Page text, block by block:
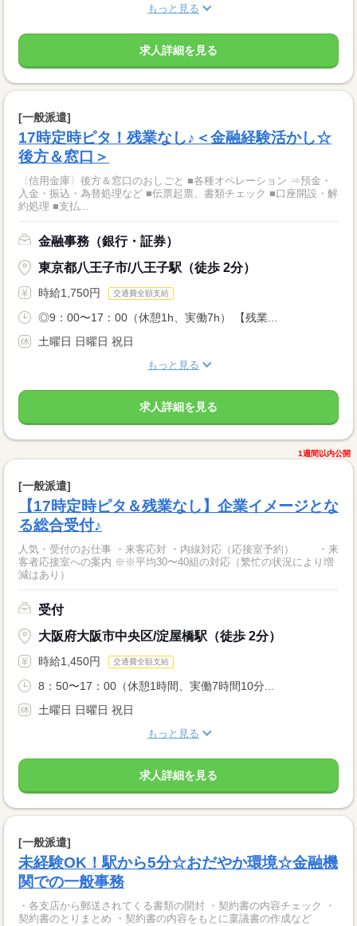
もっと見る
求人詳細を見る
[一般派遣]
17時定時ピタ！残業なし♪＜金融経験活かし☆
後方＆窓口＞
〈信用金庫〉後方＆窓口のおしごと ■各種オペレーション ⇒預金・
入金・振込・為替処理など ■伝票起票、書類チェック ■口座開設・解
約処理 ■支払...
金融事務（銀行・証券）
東京都八王子市/八王子駅（徒歩 2分）
時給1,750円 交通費全額支給
◎9：00〜17：00（休憩1h、実働7h） 【残業...
土曜日 日曜日 祝日
もっと見る
求人詳細を見る
1週間以内公開
[一般派遣]
【17時定時ピタ＆残業なし】企業イメージとな
る総合受付♪
人気・受付のお仕事 ・来客応対 ・内線対応（応接室予約） ・来
客者応接室への案内 ※※平均30〜40組の対応（繁忙の状況により増
減はあり）
受付
大阪府大阪市中央区/淀屋橋駅（徒歩 2分）
時給1,450円 交通費全額支給
8：50〜17：00（休憩1時間、実働7時間10分...
土曜日 日曜日 祝日
もっと見る
求人詳細を見る
[一般派遣]
未経験OK！駅から5分☆おだやか環境☆金融機
関での一般事務
・各支店から郵送されてくる書類の開封 ・契約書の内容チェック ・
契約書のとりまとめ ・契約書の内容をもとに稟議書の作成など